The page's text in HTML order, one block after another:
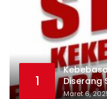
1
Diserang
Terlarang
Maret 6,